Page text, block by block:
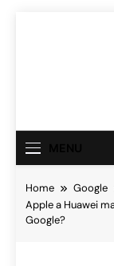
Home
Google
Apple a Huawei
Google?